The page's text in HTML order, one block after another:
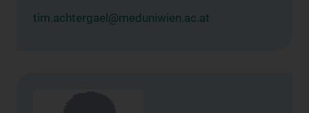
tim.achtergael@meduniwien.ac.at